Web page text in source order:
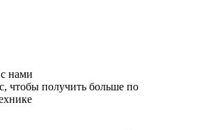
нами
чтобы получить больше по